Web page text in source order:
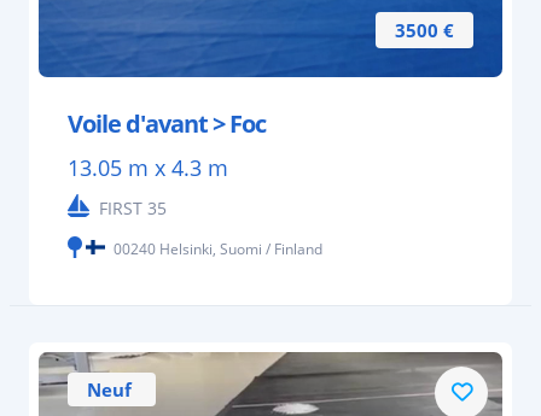
3500 €
Voile d'avant > Foc
13.05 m x 4.3 m
FIRST 35
00240 Helsinki, Suomi / Finland
Neuf